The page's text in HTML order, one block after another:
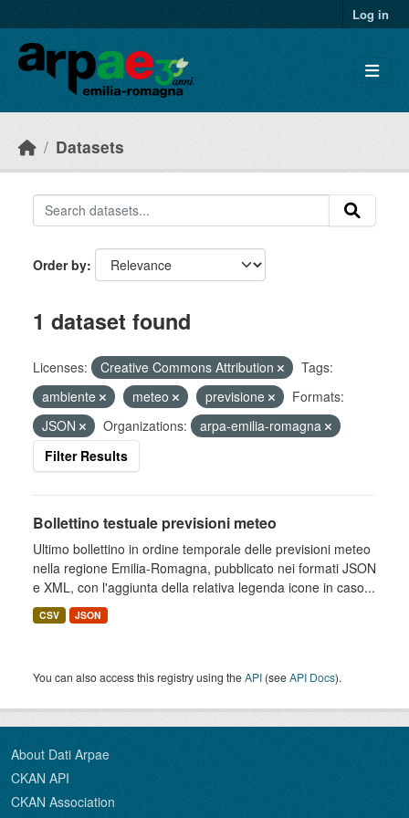
Log in
Datasets
Order by
1 dataset found
Licenses: Creative Commons Attribution
Tags:
ambiente
meteo previsione
Formats:
JSON
Organizations:
arpa-emilia-romagna
Filter Results
Bollettino testuale previsioni meteo
Ultimo bollettino in ordine temporale delle previsioni meteo
nella regione Emilia-Romagna, pubblicato nei formati JSON
e XML, con l'aggiunta della relativa legenda icone in caso...
CSV JSON
You can also access this registry using theAPI (seeAPI Docs).
About Dati Arpae
CKAN API
CKAN Association